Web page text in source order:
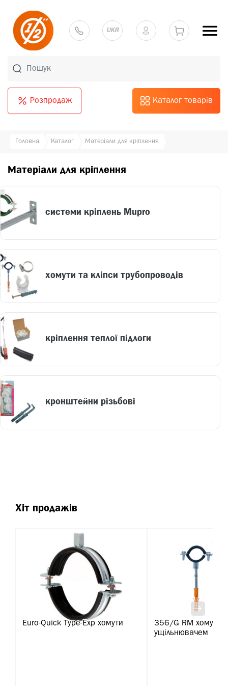
Розпродаж Каталог товарів
UKR
Головна Каталог Матеріали для кріплення
Матеріали для кріплення
системи кріплень Mupro
хомути та кліпси трубопроводів
кріплення теплої підлоги
кронштейни різьбові
Хіт продажів
Euro-Quick Type-Exp хомути
356/G RM хомут з
ущільнювачем